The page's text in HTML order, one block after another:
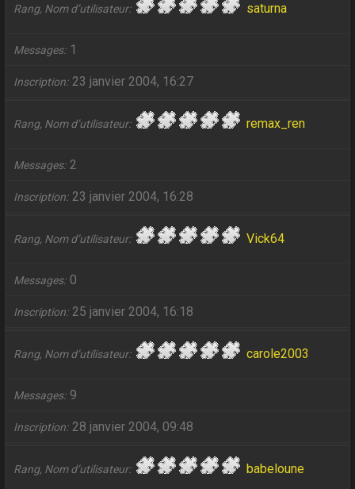
Rang, Nom d’utilisateur saturna
Messages 1
Inscription 23 janvier 2004, 16:27
Rang, Nom d’utilisateur remax_ren
Messages 2
Inscription 23 janvier 2004, 16:28
Rang, Nom d’utilisateur Vick64
Messages 0
Inscription 25 janvier 2004, 16:18
Rang, Nom d’utilisateur carole2003
Messages 9
Inscription 28 janvier 2004, 09:48
Rang, Nom d’utilisateur babeloune